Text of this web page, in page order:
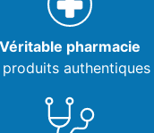
Véritable pharmacie
produits authentiques